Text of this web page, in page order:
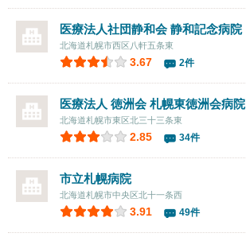
医療法人社団静和会 静和記念病院
北海道札幌市西区八軒五条東
3.67 2件
医療法人 徳洲会 札幌東徳洲会病院
北海道札幌市東区北三十三条東
2.85 34件
市立札幌病院
北海道札幌市中央区北十一条西
3.91 49件